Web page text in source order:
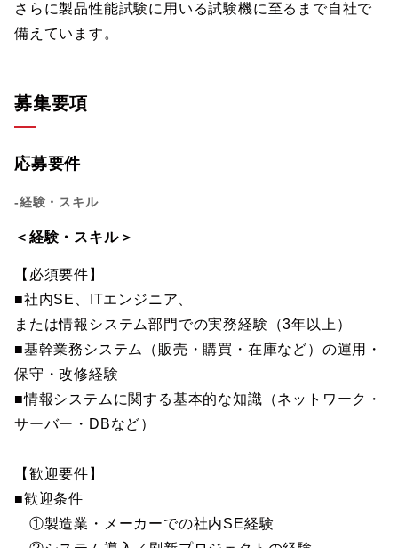
さらに製品性能試験に用いる試験機に至るまで自社で
備えています。
募集要項
応募要件
-経験・スキル
＜経験・スキル＞
【必須要件】
■社内SE、ITエンジニア、
または情報システム部門での実務経験（3年以上）
■基幹業務システム（販売・購買・在庫など）の運用・
保守・改修経験
■情報システムに関する基本的な知識（ネットワーク・
サーバー・DBなど）
【歓迎要件】
■歓迎条件
①製造業・メーカーでの社内SE経験